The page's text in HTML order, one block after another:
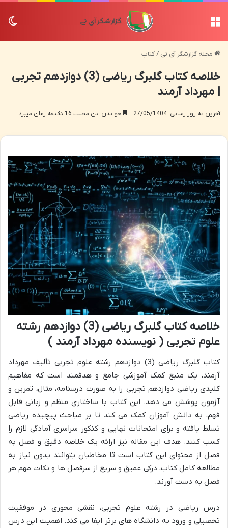
مجله گزارشگر آی تی /کتاب
خلاصه کتاب گلبرگ ریاضی (3) دوازدهم تجربی
| مهرداد آرمند
آخرین به روز رسانی: 27/05/1404 خواندن این مطلب 16 دقیقه زمان میبرد
خلاصه کتاب گلبرگ ریاضی (3) دوازدهم رشته
علوم تجربی ( نویسنده مهرداد آرمند )
کتاب گلبرگ ریاضی (3) دوازدهم رشته علوم تجربی تألیف مهرداد
آرمند، یک منبع کمک آموزشی جامع و هدفمند است که مفاهیم
کلیدی ریاضی دوازدهم تجربی را به صورت درسنامه، مثال، تمرین و
آزمون پوشش می دهد. این کتاب با ساختاری منظم و زبانی قابل
فهم، به دانش آموزان کمک می کند تا بر مباحث پیچیده ریاضی
تسلط یافته و برای امتحانات نهایی و کنکور سراسری آمادگی لازم را
کسب کنند. هدف این مقاله نیز ارائه یک خلاصه دقیق و فصل به
فصل از محتوای این کتاب است تا مخاطبان بتوانند بدون نیاز به
مطالعه کامل کتاب، درکی عمیق و سریع از سرفصل ها و نکات مهم هر
فصل به دست آورند.
درس ریاضی در رشته علوم تجربی، نقشی محوری در موفقیت
تحصیلی و ورود به دانشگاه های برتر ایفا می کند. اهمیت این درس